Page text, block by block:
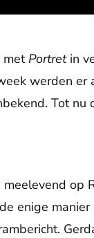
met Portretin
werden er
Tot nu
op
enige